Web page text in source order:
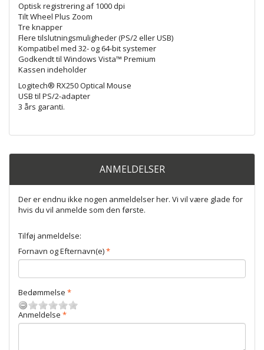
Optisk registrering af 1000 dpi
Tilt Wheel Plus Zoom
Tre knapper
Flere tilslutningsmuligheder (PS/2 eller USB)
Kompatibel med 32- og 64-bit systemer
Godkendt til Windows Vista™ Premium
Kassen indeholder
Logitech® RX250 Optical Mouse
USB til PS/2-adapter
3 års garanti.
ANMELDELSER
Der er endnu ikke nogen anmeldelser her. Vi vil være glade for
hvis du vil anmelde som den første.
Tilføj anmeldelse:
Fornavn og Efternavn(e)
Bedømmelse
Anmeldelse